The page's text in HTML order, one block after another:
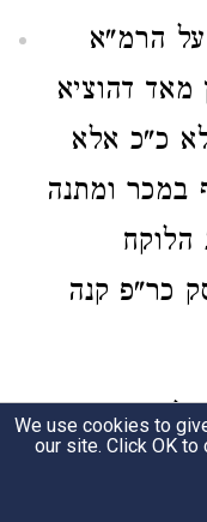
הרמ"א
מאד דהוציא
כ"כ אלא
במכר ומתנה
כר"פ קנה
מונח בצדו
בהגמ"ר שם
We use cookies to
our site. Click OK to